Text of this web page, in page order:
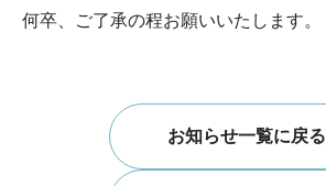
何卒、ご了承の程お願いいたします。
お知らせ一覧に戻る